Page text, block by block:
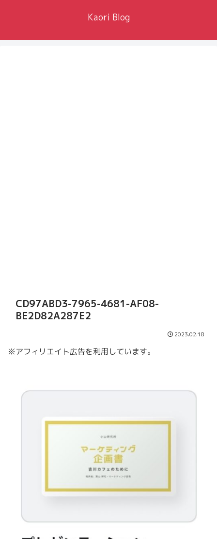
Kaori Blog
CD97ABD3-7965-4681-AF08-
BE2D82A287E2
2023.02.18
※アフィリエイト広告を利用しています。